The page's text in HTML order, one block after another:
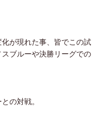
が現れた事、皆でこの試
ブルーや決勝リーグでの
の対戦。